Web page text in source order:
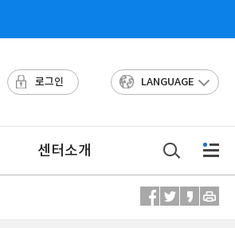
로그인 LANGUAGE
센터소개